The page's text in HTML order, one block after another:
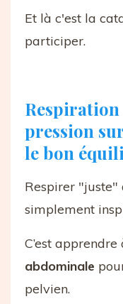
Et là c'est la
participer.
pression
le bon
Respirer "juste"
simplement
C’est apprendre
abdominale
pelvien.